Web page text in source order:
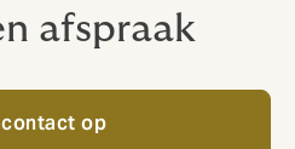
afspraak
contact op